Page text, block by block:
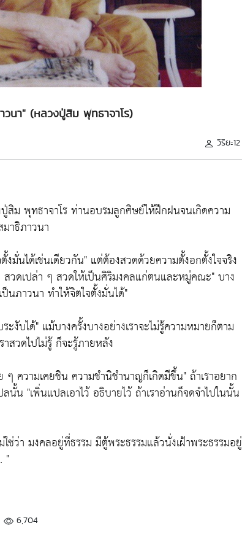
นา" (หลวงปู่สิม พุทธาจาโร)
วิริยะ12
สิม พุทธาจาโร ท่านอบรมลูกศิษย์ให้ฝึกฝนจนเกิดความ
าธิภาวนา
มั่นได้เช่นเดียวกัน" แต่ต้องสวดด้วยความตั้งอกตั้งใจจริง
สวดเปล่า ๆ สวดให้เป็นศิริมงคลแก่ตนและหมู่คณะ"บาง
ภาวนา ทำให้จิตใจตั้งมั่นได้"
ะงับได้" แม้บางครั้งบางอย่างเราจะไม่รู้ความหมายก็ตาม
าสวดไปไม่รู้ ก็จะรู้ภายหลัง
ๆ ความเคยชิน ความชำนิชำนาญก็เกิดมีขึ้น"ถ้าเราอยาก
ลนั้น "เพิ่นแปลเอาไว้ อธิบายไว้ ถ้าเราอ่านก็จดจำไปในนั้น
ว่า มงคลอยู่ที่ธรรม มีตู้พระธรรมแล้วนั่งเฝ้าพระธรรมอยู่
"
6,704